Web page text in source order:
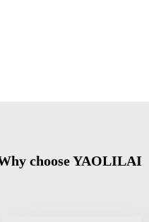
Why choose YAOLILAI حواف جرارات جديدة?